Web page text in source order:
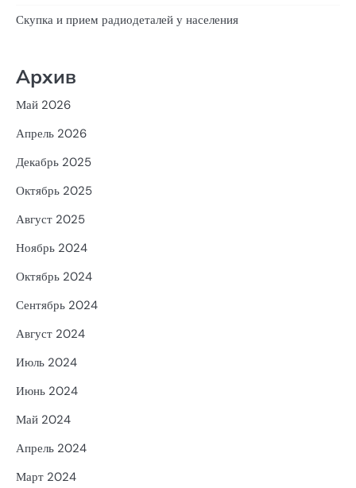
Скупка и прием радиодеталей у населения
Архив
Май 2026
Апрель 2026
Декабрь 2025
Октябрь 2025
Август 2025
Ноябрь 2024
Октябрь 2024
Сентябрь 2024
Август 2024
Июль 2024
Июнь 2024
Май 2024
Апрель 2024
Март 2024